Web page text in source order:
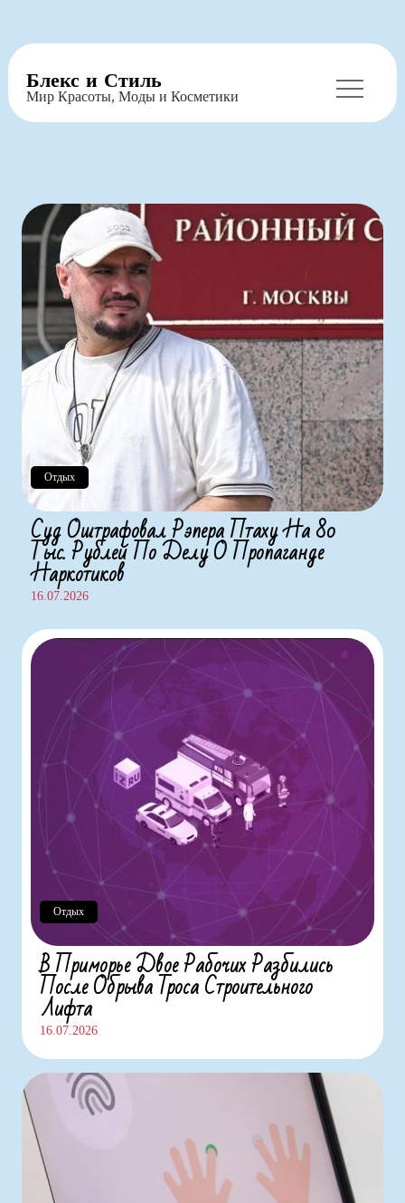
Перейти
содержимому
Блекс и Стиль
Мир Красоты, Моды и Косметики
Отдых
Суд Оштрафовал Рэпера Птаху На 80
Тыс. Рублей По Делу О Пропаганде
Наркотиков
16.07.2026
В Приморье Двое Рабочих Разбились
После Обрыва Троса Строительного
Лифта
16.07.2026
Отдых